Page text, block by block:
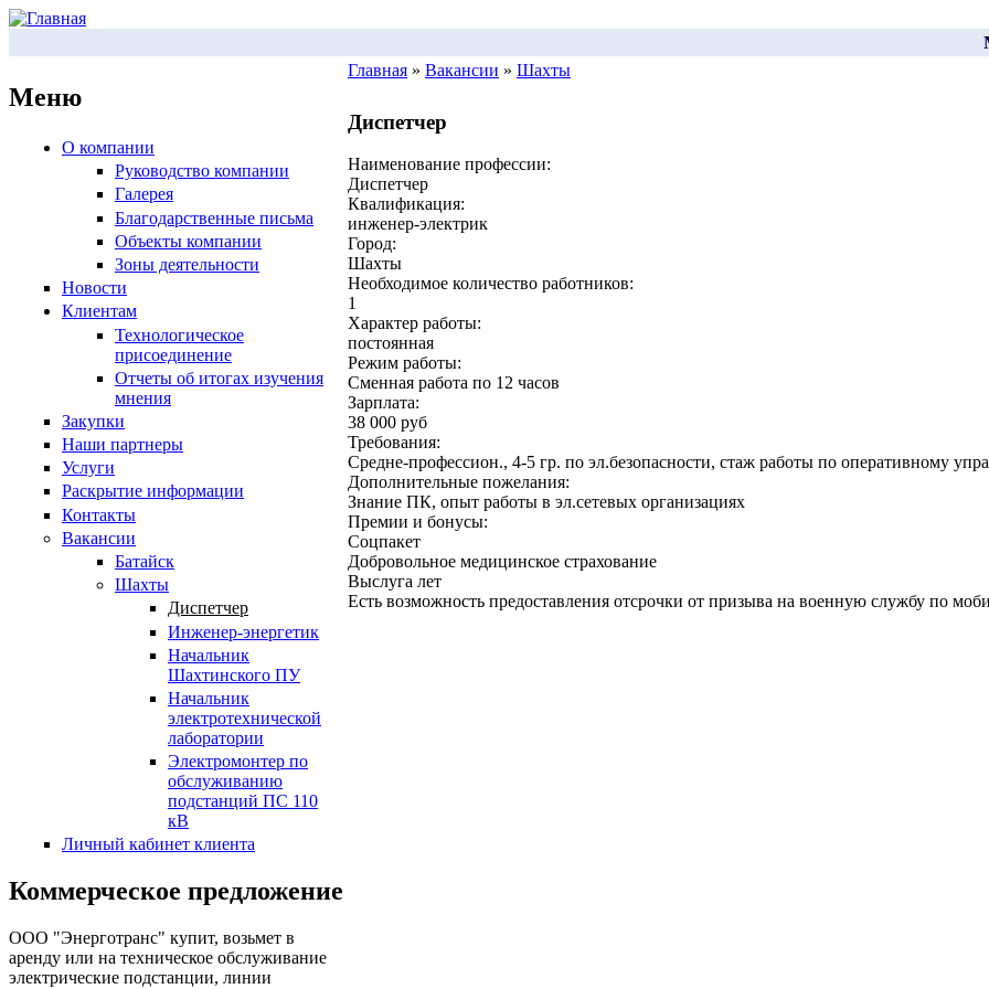
Перейти к основному содержанию
Меню
О компании
Руководство компании
Галерея
Благодарственные письма
Объекты компании
Зоны деятельности
Новости
Клиентам
Технологическое
присоединение
Отчеты об итогах изучения
мнения
Закупки
Наши партнеры
Услуги
Раскрытие информации
Контакты
Вакансии
Батайск
Шахты
Диспетчер
Инженер-энергетик
Начальник
Шахтинского ПУ
Начальник
электротехнической
лаборатории
Электромонтер по
обслуживанию
подстанций ПС 110
кВ
Личный кабинет клиента
Коммерческое предложение
ООО "Энерготранс" купит, возьмет в
аренду или на техническое обслуживание
электрические подстанции, линии
Главная » Вакансии » Шахты
Диспетчер
Наименование профессии:
Диспетчер
Квалификация:
инженер-электрик
Город:
Шахты
Необходимое количество работников:
1
Характер работы:
постоянная
Режим работы:
Сменная работа по 12 часов
Зарплата:
38 000 руб
Требования:
Средне-профессион., 4-5 гр. по эл.безопасности, стаж работы по оперативному
Дополнительные пожелания:
Знание ПК, опыт работы в эл.сетевых организациях
Премии и бонусы:
Соцпакет
Добровольное медицинское страхование
Выслуга лет
Есть возможность предоставления отсрочки от призыва на военную службу по